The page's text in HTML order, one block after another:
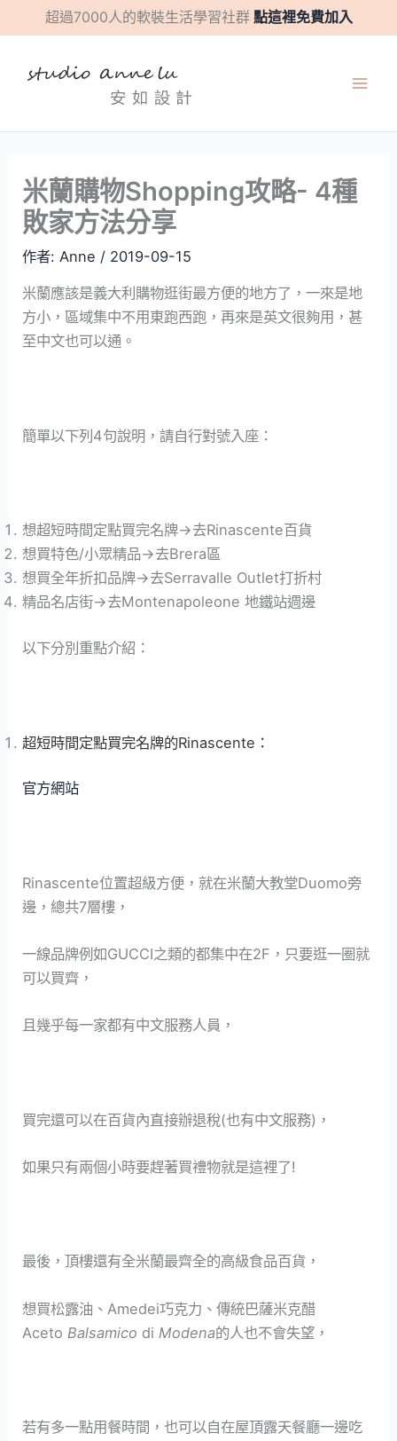
至
容
超過7000人的軟裝生活學習社群點這裡免費加入
米蘭購物Shopping攻略- 4種
敗家方法分享
作者:Anne / 2019-09-15
米蘭應該是義大利購物逛街最方便的地方了，一來是地
方小，區域集中不用東跑西跑，再來是英文很夠用，甚
至中文也可以通。
簡單以下列4句說明，請自行對號入座：
想超短時間定點買完名牌->去Rinascente百貨
想買特色/小眾精品->去Brera區
想買全年折扣品牌->去Serravalle Outlet打折村
精品名店街->去Montenapoleone 地鐵站週邊
以下分別重點介紹：
超短時間定點買完名牌的Rinascente：
官方網站
Rinascente位置超級方便，就在米蘭大教堂Duomo旁
邊，總共7層樓，
一線品牌例如GUCCI之類的都集中在2F，只要逛一圈就
可以買齊，
且幾乎每一家都有中文服務人員，
買完還可以在百貨內直接辦退稅(也有中文服務)，
如果只有兩個小時要趕著買禮物就是這裡了!
最後，頂樓還有全米蘭最齊全的高級食品百貨，
想買松露油、Amedei巧克力、傳統巴薩米克醋
Aceto Balsamico di Modena的人也不會失望，
若有多一點用餐時間，也可以自在屋頂露天餐廳一邊吃
整